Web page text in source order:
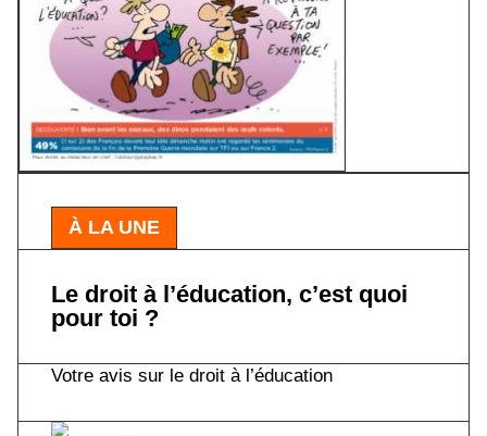
À LA UNE
Le droit à l’éducation, c’est quoi
pour toi ?
Votre avis sur le droit à l’éducation